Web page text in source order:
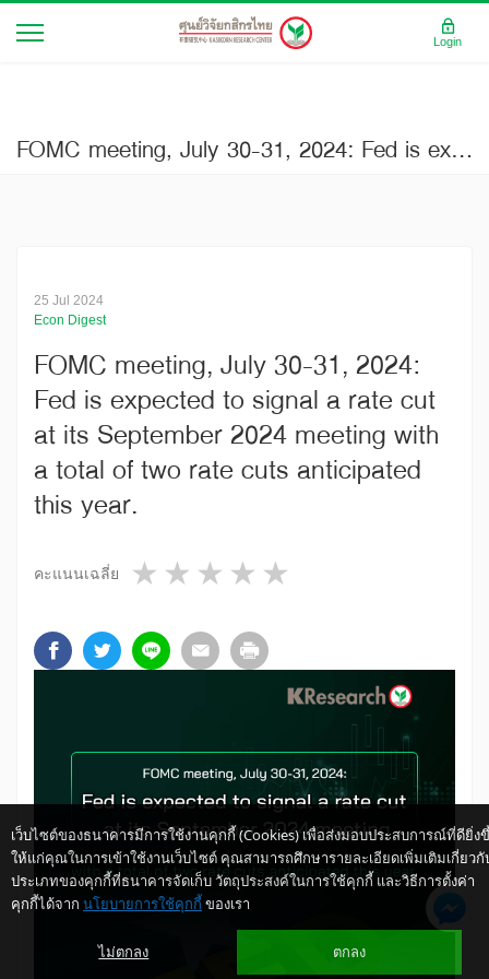
FOMC meeting, July 30-31, 2024: Fed is expected to signal a rate cut at its September 2024 meeting with a total of two rate cuts anticipated this year.
25 Jul 2024
Econ Digest
FOMC meeting, July 30-31, 2024:
Fed is expected to signal a rate cut
at its September 2024 meeting with
a total of two rate cuts anticipated
this year.
คะแนนเฉลี่ย 4 stars
3 stars
2 stars
1 star
เว็บไซต์ของธนาคารมีการใช้งานคุกกี้ (Cookies) เพื่อส่งมอบประสบการณ์ที่ดียิ่ง
ให้แก่คุณในการเข้าใช้งานเว็บไซต์ คุณสามารถศึกษารายละเอียดเพิ่มเติมเกี่ยวกั
ประเภทของคุกกี้ที่ธนาคารจัดเก็บ วัตถุประสงค์ในการใช้คุกกี้ และวิธีการตั้งค่า
คุกกี้ได้จาก นโยบายการใช้คุกกี้ ของเรา
ไม่ตกลง ตกลง
Login